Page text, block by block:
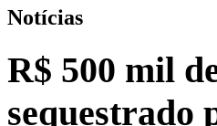
Notícias
R$ 500 mil
sequestrado